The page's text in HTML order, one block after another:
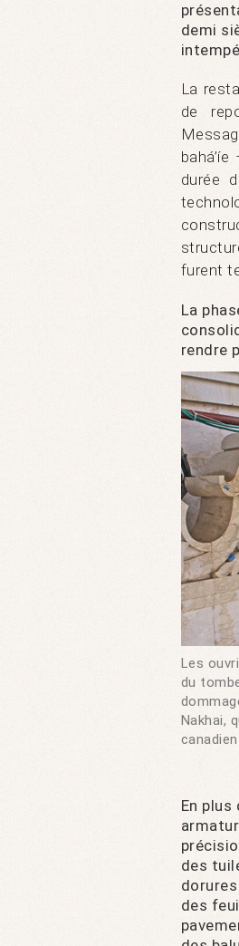
demi
La
de
durée
furent
Les
du
Nakhai,
canadien
La
rendre
En
des
des